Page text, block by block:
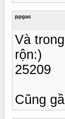
ppgas
Và
rộn:)
25209
Cũng